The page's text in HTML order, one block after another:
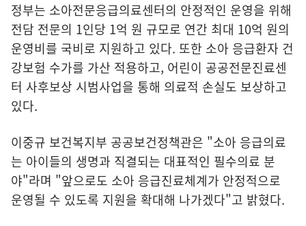
정부는 소아전문응급의료센터의 안정적인 운영을 위해
전담 전문의 1인당 1억 원 규모로 연간 최대 10억 원의
운영비를 국비로 지원하고 있다. 또한 소아 응급환자 건
강보험 수가를 가산 적용하고, 어린이 공공전문진료센
터 사후보상 시범사업을 통해 의료적 손실도 보상하고
있다.
이중규 보건복지부 공공보건정책관은 "소아 응급의료
는 아이들의 생명과 직결되는 대표적인 필수의료 분
야"라며 "앞으로도 소아 응급진료체계가 안정적으로
운영될 수 있도록 지원을 확대해 나가겠다"고 밝혔다.